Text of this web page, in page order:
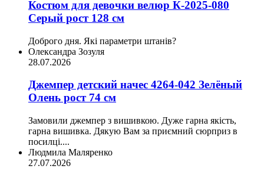
Костюм для девочки велюр К-2025-080
Серый рост 128 см
Доброго дня. Які параметри штанів?
Олександра Зозуля
28.07.2026
Джемпер детский начес 4264-042 Зелёный
Олень рост 74 см
Замовили джемпер з вишивкою. Дуже гарна якість,
гарна вишивка. Дякую Вам за приємний сюрприз в
посилці....
Людмила Маляренко
27.07.2026